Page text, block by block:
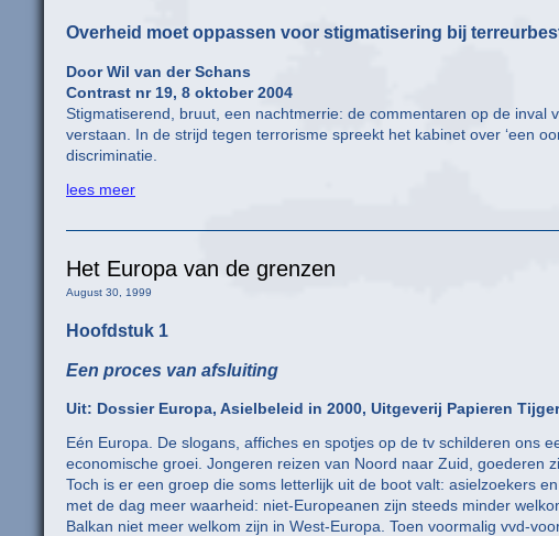
Overheid moet oppassen voor stigmatisering bij
Door Wil van der Schans
Contrast nr 19, 8 oktober 2004
Stigmatiserend, bruut, een nachtmerrie: de commentaren op de
verstaan. In de strijd tegen terrorisme spreekt het kabinet over ‘een
discriminatie.
lees meer
Het Europa van de grenzen
August 30, 1999
Hoofdstuk 1
Een proces van afsluiting
Uit: Dossier Europa, Asielbeleid in 2000, Uitgeverij Papieren
Eén Europa. De slogans, affiches en spotjes op de tv schilderen ons
economische groei. Jongeren reizen van Noord naar Zuid, goederen
Toch is er een groep die soms letterlijk uit de boot valt: asielzoekers
met de dag meer waarheid: niet-Europeanen zijn steeds minder
Balkan niet meer welkom zijn in West-Europa. Toen voormalig vvd-